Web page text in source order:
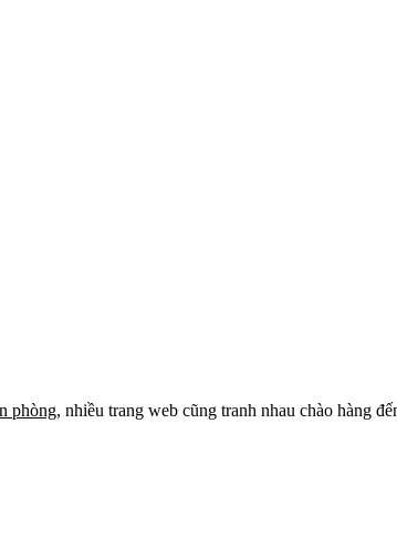
phòng, nhiều trang web cũng tranh nhau chào hàng